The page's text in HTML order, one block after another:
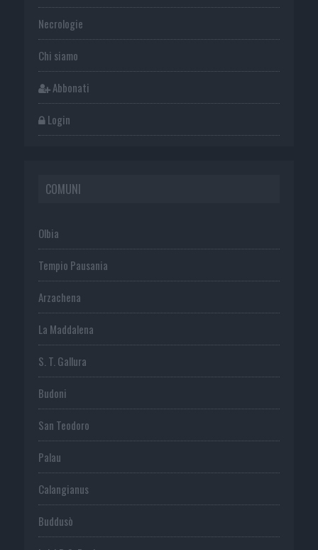
Necrologie
Chi siamo
Abbonati
Login
COMUNI
Olbia
Tempio Pausania
Arzachena
La Maddalena
S. T. Gallura
Budoni
San Teodoro
Palau
Calangianus
Buddusò